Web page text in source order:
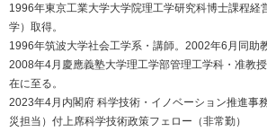
1996年東京工業大学大学院理工学研究科博士課程経
学）取得。
1996年筑波大学社会工学系・講師。2002年6月同助教
2008年4月慶應義塾大学理工学部管理工学科・准教
在に至る。
2023年4月内閣府 科学技術・イノベーション推進事
災担当）付上席科学技術政策フェロー（非常勤）